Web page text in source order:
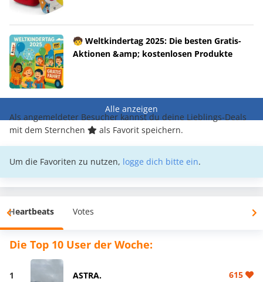
🧒 Weltkindertag 2025: Die besten Gratis-
Aktionen &amp; kostenlosen Produkte
Alle anzeigen
Als angemeldeter Besucher kannst du deine Lieblings-Deals
mit dem Sternchen
als Favorit speichern.
Um die Favoriten zu nutzen, logge dich bitte ein.
Heartbeats Votes
Die Top 10 User der Woche:
1 ASTRA. 615